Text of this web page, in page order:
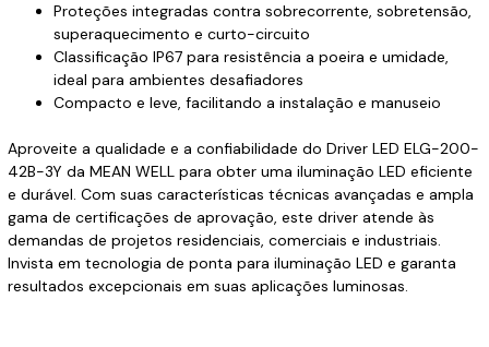
Proteções integradas contra sobrecorrente, sobretensão,
superaquecimento e curto-circuito
Classificação IP67 para resistência a poeira e umidade,
ideal para ambientes desafiadores
Compacto e leve, facilitando a instalação e manuseio
Aproveite a qualidade e a confiabilidade do Driver LED ELG-200-
42B-3Y da MEAN WELL para obter uma iluminação LED eficiente
e durável. Com suas características técnicas avançadas e ampla
gama de certificações de aprovação, este driver atende às
demandas de projetos residenciais, comerciais e industriais.
Invista em tecnologia de ponta para iluminação LED e garanta
resultados excepcionais em suas aplicações luminosas.